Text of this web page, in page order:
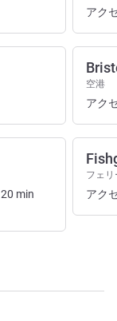
20 min
アク
空港
アク
フェリ
アク